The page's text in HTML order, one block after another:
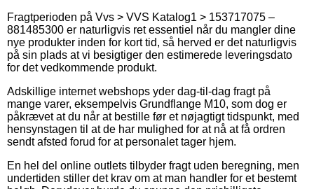
Fragtperioden på Vvs > VVS Katalog1 > 153717075 –
881485300 er naturligvis ret essentiel når du mangler dine
nye produkter inden for kort tid, så herved er det naturligvis
på sin plads at vi besigtiger den estimerede leveringsdato
for det vedkommende produkt.
Adskillige internet webshops yder dag-til-dag fragt på
mange varer, eksempelvis Grundflange M10, som dog er
påkrævet at du når at bestille før et nøjagtigt tidspunkt, med
hensynstagen til at de har mulighed for at nå at få ordren
sendt afsted forud for at personalet tager hjem.
En hel del online outlets tilbyder fragt uden beregning, men
undertiden stiller det krav om at man handler for et bestemt